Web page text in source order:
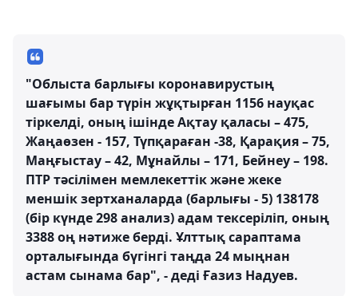
"Облыста барлығы коронавирустың
шағымы бар түрін жұқтырған 1156 науқас
тіркелді, оның ішінде Ақтау қаласы – 475,
Жаңаөзен - 157, Түпқараған -38, Қарақия – 75,
Маңғыстау – 42, Мұнайлы – 171, Бейнеу – 198.
ПТР тәсілімен мемлекеттік және жеке
меншік зертханаларда (барлығы - 5) 138178
(бір күнде 298 анализ) адам тексеріліп, оның
3388 оң нәтиже берді. Ұлттық сараптама
орталығында бүгінгі таңда 24 мыңнан
астам сынама бар", - деді Ғазиз Надуев.